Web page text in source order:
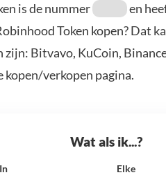
is de nummer
en
Token kopen? Dat
zijn: Bitvavo, KuCoin,
kopen/verkopen pagina.
Wat als ik...?
In Elke